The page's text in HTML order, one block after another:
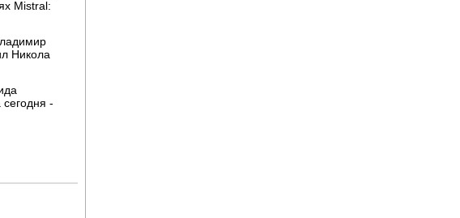
Mistral:
Никола
-